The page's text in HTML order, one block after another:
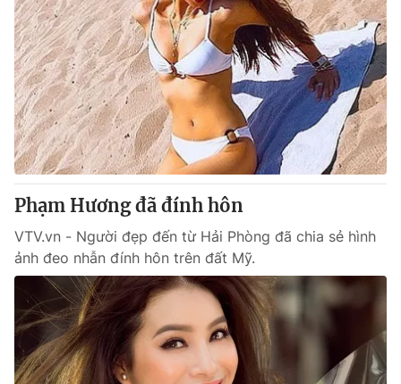
® Cấm sao chép dưới mọi hình thức nếu không có sự chấp
thuận bằng văn bản. Ghi rõ nguồn VTV.vn khi phát hành lại
thông tin từ website này.
Phạm Hương đã đính hôn
VTV.vn - Người đẹp đến từ Hải Phòng đã chia sẻ hình
ảnh đeo nhẫn đính hôn trên đất Mỹ.